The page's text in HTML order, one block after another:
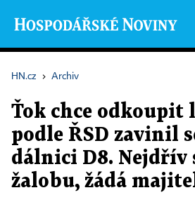
HN.cz › Archiv
Ťok chce odkoupit
podle ŘSD zavinil
dálnici D8. Nejdřív
žalobu, žádá